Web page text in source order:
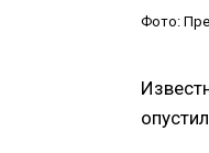
Фото: